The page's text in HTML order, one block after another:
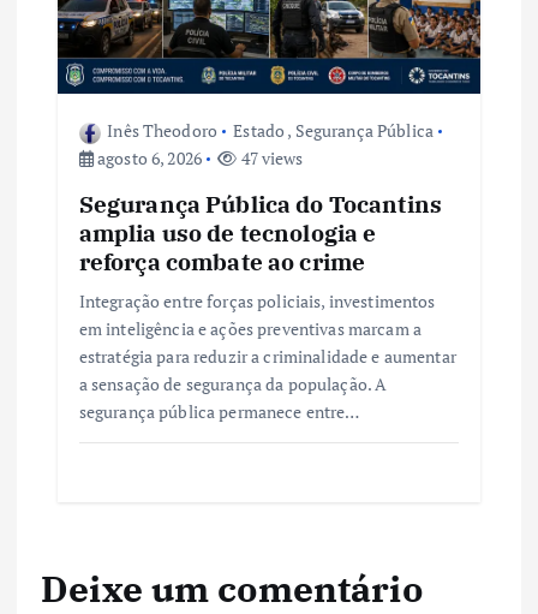
Inês Theodoro Estado , Segurança Pública
agosto 6, 2026
47 views
Segurança Pública do Tocantins
amplia uso de tecnologia e
reforça combate ao crime
Integração entre forças policiais, investimentos
em inteligência e ações preventivas marcam a
estratégia para reduzir a criminalidade e aumentar
a sensação de segurança da população. A
segurança pública permanece entre…
Deixe um comentário